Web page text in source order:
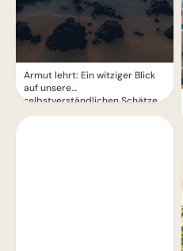
Armut lehrt: Ein witziger Blick
auf unsere
selbstverständlichen Schätze